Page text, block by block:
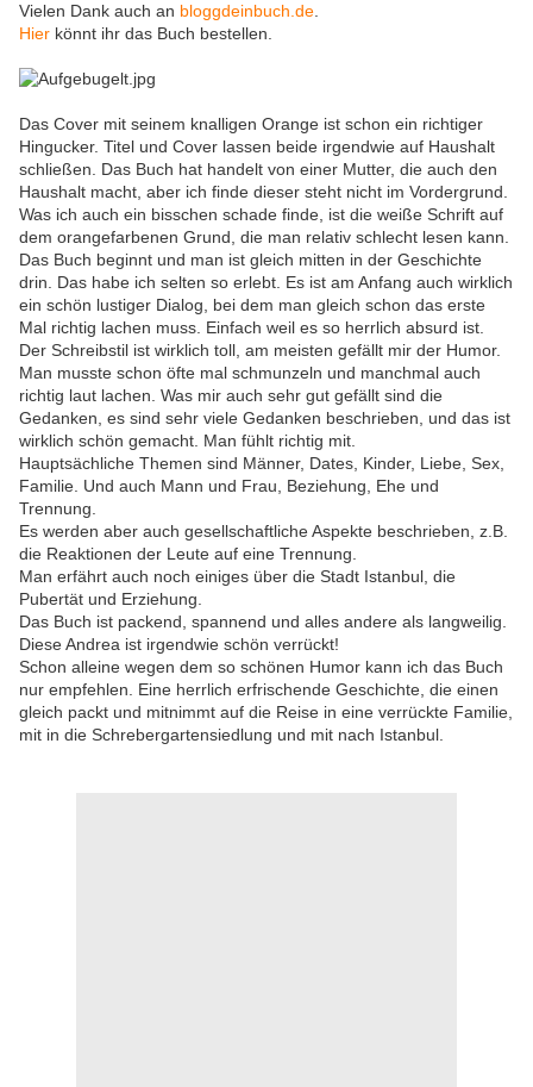
Vielen Dank auch an bloggdeinbuch.de
Hier könnt ihr das Buch bestellen.
Das Cover mit seinem knalligen Orange ist schon ein richtiger
Hingucker. Titel und Cover lassen beide irgendwie auf Haushalt
schließen. Das Buch hat handelt von einer Mutter, die auch den
Haushalt macht, aber ich finde dieser steht nicht im Vordergrund.
Was ich auch ein bisschen schade finde, ist die weiße Schrift auf
dem orangefarbenen Grund, die man relativ schlecht lesen kann.
Das Buch beginnt und man ist gleich mitten in der Geschichte
drin. Das habe ich selten so erlebt. Es ist am Anfang auch wirklich
ein schön lustiger Dialog, bei dem man gleich schon das erste
Mal richtig lachen muss. Einfach weil es so herrlich absurd ist.
Der Schreibstil ist wirklich toll, am meisten gefällt mir der Humor.
Man musste schon öfte mal schmunzeln und manchmal auch
richtig laut lachen. Was mir auch sehr gut gefällt sind die
Gedanken, es sind sehr viele Gedanken beschrieben, und das ist
wirklich schön gemacht. Man fühlt richtig mit.
Hauptsächliche Themen sind Männer, Dates, Kinder, Liebe, Sex,
Familie. Und auch Mann und Frau, Beziehung, Ehe und
Trennung.
Es werden aber auch gesellschaftliche Aspekte beschrieben, z.B.
die Reaktionen der Leute auf eine Trennung.
Man erfährt auch noch einiges über die Stadt Istanbul, die
Pubertät und Erziehung.
Das Buch ist packend, spannend und alles andere als langweilig.
Diese Andrea ist irgendwie schön verrückt!
Schon alleine wegen dem so schönen Humor kann ich das Buch
nur empfehlen. Eine herrlich erfrischende Geschichte, die einen
gleich packt und mitnimmt auf die Reise in eine verrückte Familie,
mit in die Schrebergartensiedlung und mit nach Istanbul.